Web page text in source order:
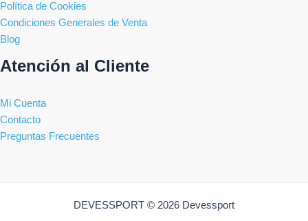
Política de Cookies
Condiciones Generales de Venta
Blog
Atención al Cliente
Mi Cuenta
Contacto
Preguntas Frecuentes
DEVESSPORT © 2026 Devessport